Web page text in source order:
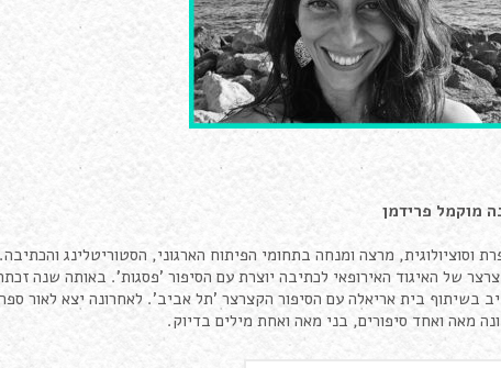
מוקמל פרידמן
של האיגוד האירופאי לכתיבה יוצרת עם הסיפור 'פסגות'. באותה שנה
בשיתוף בית אריאלה עם הסיפור הקצרצר 'תל אביב'. לאחרונה יצא לאור
מאה ואחד סיפורים, בני מאה ואחת מילים בדיוק.